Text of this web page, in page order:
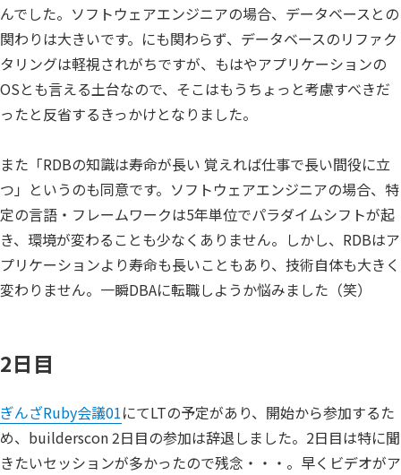
んでした。ソフトウェアエンジニアの場合、データベースとの
関わりは大きいです。にも関わらず、データベースのリファク
タリングは軽視されがちですが、もはやアプリケーションの
OSとも言える土台なので、そこはもうちょっと考慮すべきだ
ったと反省するきっかけとなりました。
また「RDBの知識は寿命が長い 覚えれば仕事で長い間役に立
つ」というのも同意です。ソフトウェアエンジニアの場合、特
定の言語・フレームワークは5年単位でパラダイムシフトが起
き、環境が変わることも少なくありません。しかし、RDBはア
プリケーションより寿命も長いこともあり、技術自体も大きく
変わりません。一瞬DBAに転職しようか悩みました（笑）
2日目
ぎんざRuby会議01にてLTの予定があり、開始から参加するた
め、builderscon 2日目の参加は辞退しました。2日目は特に聞
きたいセッションが多かったので残念・・・。早くビデオがア